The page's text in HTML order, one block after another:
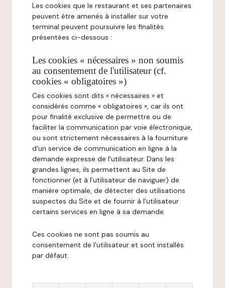
Les cookies que le restaurant et ses partenaires
peuvent être amenés à installer sur votre
terminal peuvent poursuivre les finalités
présentées ci-dessous :
Les cookies « nécessaires » non soumis
au consentement de l'utilisateur (cf.
cookies « obligatoires »)
Ces cookies sont dits « nécessaires » et
considérés comme « obligatoires », car ils ont
pour finalité exclusive de permettre ou de
faciliter la communication par voie électronique,
ou sont strictement nécessaires à la fourniture
d'un service de communication en ligne à la
demande expresse de l'utilisateur. Dans les
grandes lignes, ils permettent au Site de
fonctionner (et à l'utilisateur de naviguer) de
manière optimale, de détecter des utilisations
suspectes du Site et de fournir à l'utilisateur
certains services en ligne à sa demande.
Ces cookies ne sont pas soumis au
consentement de l'utilisateur et sont installés
par défaut.